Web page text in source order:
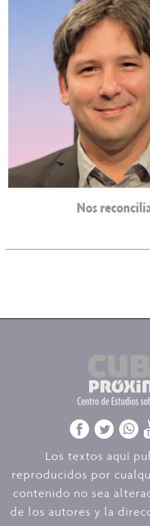
Nos
Los textos aquí
reproducidos por
contenido no sea
de los autores y la